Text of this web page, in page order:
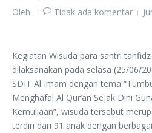
Oleh Tidak ada komentar
Kegiatan Wisuda para santri
dilaksanakan pada selasa (25/06/
SDIT Al Imam dengan tema
Menghafal Al Qur’an Sejak Dini
Kemuliaan”, wisuda tersebut
terdiri dari 91 anak dengan